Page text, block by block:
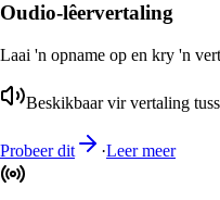
Oudio-lêervertaling
Laai 'n opname op en kry 'n
Beskikbaar vir vertaling
Probeer dit ·Leer meer